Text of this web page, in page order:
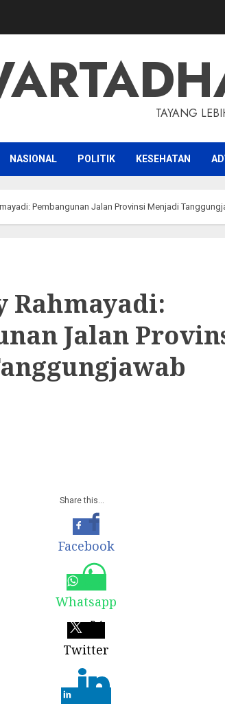
TAYANG
NASIONAL POLITIK KESEHATAN
Pembangunan Jalan Provinsi Menjadi
Rahmayadi:
Jalan
Share this…
Facebook
Whatsapp
Twitter